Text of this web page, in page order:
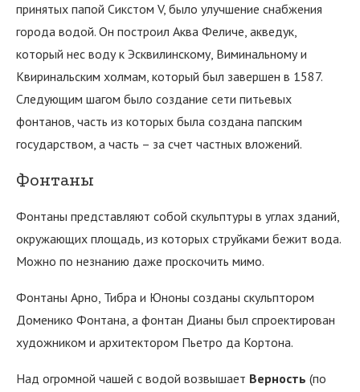
принятых папой Сикстом V, было улучшение снабжения
города водой. Он построил Аква Феличе, акведук,
который нес воду к Эсквилинскому, Виминальному и
Квиринальским холмам, который был завершен в 1587.
Следующим шагом было создание сети питьевых
фонтанов, часть из которых была создана папским
государством, а часть – за счет частных вложений.
Фонтаны
Фонтаны представляют собой скульптуры в углах зданий,
окружающих площадь, из которых струйками бежит вода.
Можно по незнанию даже проскочить мимо.
Фонтаны Арно, Тибра и Юноны созданы скульптором
Доменико Фонтана, а фонтан Дианы был спроектирован
художником и архитектором Пьетро да Кортона.
Над огромной чашей с водой возвышает Верность (по